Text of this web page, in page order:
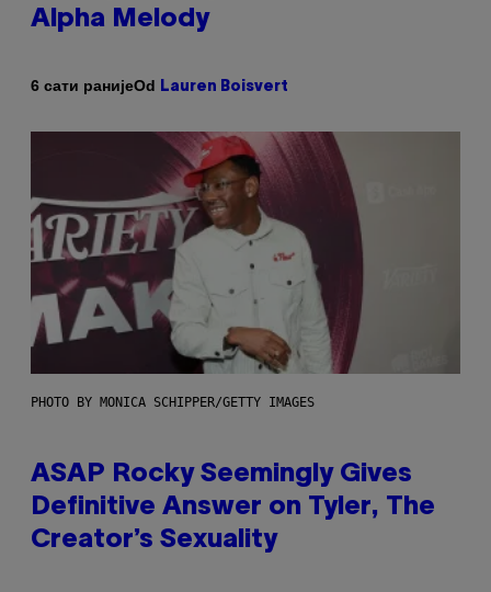
Alpha Melody
6 сати ранијеOd Lauren Boisvert
PHOTO BY MONICA SCHIPPER/GETTY IMAGES
ASAP Rocky Seemingly Gives
Definitive Answer on Tyler, The
Creator’s Sexuality